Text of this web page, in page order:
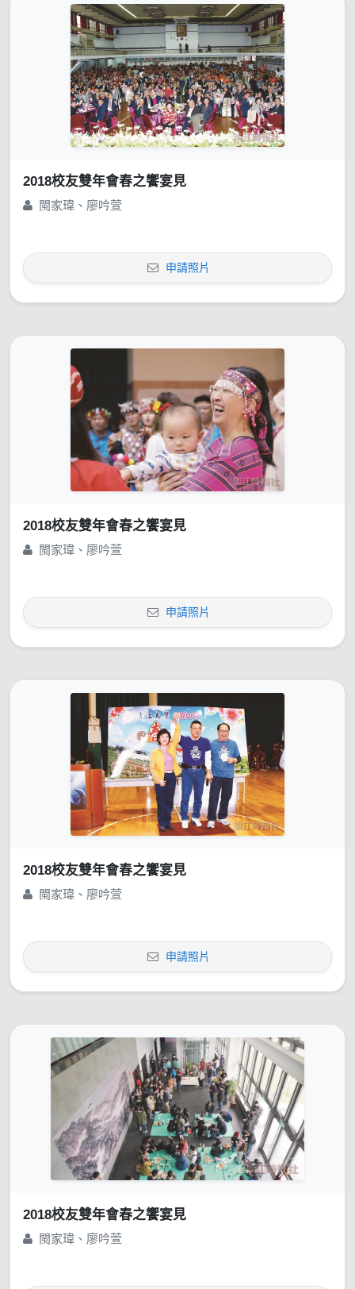
2018校友雙年會春之饗宴見
閩家瑋、廖吟萱
申請照片
2018校友雙年會春之饗宴見
閩家瑋、廖吟萱
申請照片
2018校友雙年會春之饗宴見
閩家瑋、廖吟萱
申請照片
2018校友雙年會春之饗宴見
閩家瑋、廖吟萱